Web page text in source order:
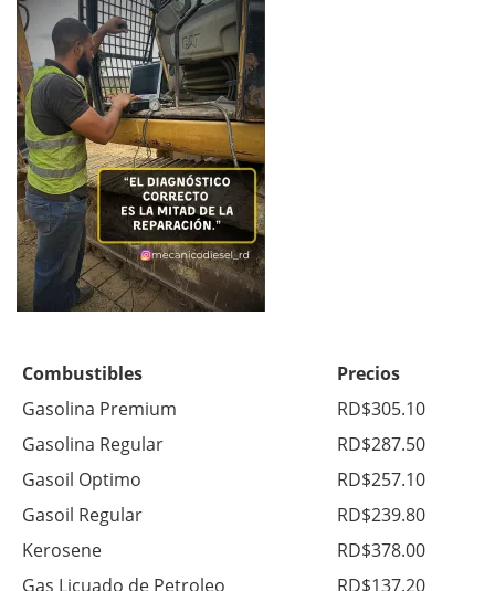
Combustibles
Precios
Gasolina Premium
RD$305.10
Gasolina Regular
RD$287.50
Gasoil Optimo
RD$257.10
Gasoil Regular
RD$239.80
Kerosene
RD$378.00
Gas Licuado de Petroleo
RD$137.20